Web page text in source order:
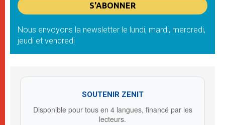
Nous envoyons la newsletter le lundi, mardi, mercredi,
jeudi et vendredi
SOUTENIR ZENIT
Disponible pour tous en 4 langues, financé par les
lecteurs.